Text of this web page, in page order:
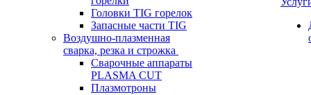
Головки TIG горелок
Запасные части TIG
Воздушно-плазменная
сварка, резка и строжка
Сварочные аппараты
PLASMA CUT
Плазмотроны